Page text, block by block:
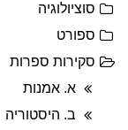
סוציולוגיה
ספורט
סקירות ספרות
א. אמנות
ב. היסטוריה